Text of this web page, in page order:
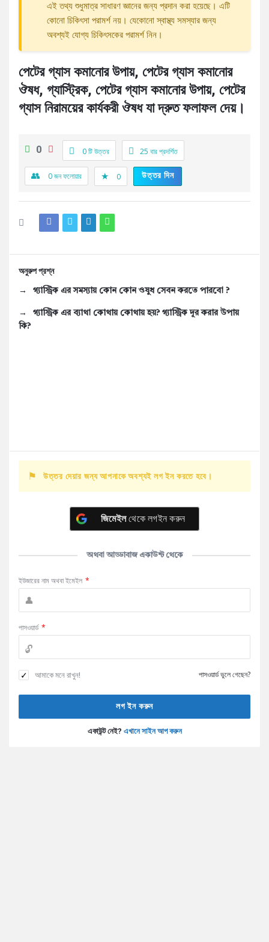
এই তথ্য শুধুমাত্র সাধারণ জ্ঞানের জন্য প্রদান করা হয়েছে। এটি
কোনো চিকিৎসা পরামর্শ নয়। যেকোনো স্বাস্থ্য সমস্যার জন্য
অবশ্যই যোগ্য চিকিৎসকের পরামর্শ নিন।
পেটের গ্যাস কমানোর উপায়, পেটের গ্যাস কমানোর
ঔষধ, গ্যাস্ট্রিক, পেটের গ্যাস কমানোর উপায়, পেটের
গ্যাস নিরাময়ের কার্যকরী ঔষধ যা দ্রুত ফলাফল দেয়।
0 0 টি উত্তর 25 বার প্রদর্শিত
0জন ফলোয়ার 0 উত্তর দিন
অনুরুপ প্রশ্ন
গ্যাস্ট্রিক এর সমস্যায় কোন কোন ওষুধ সেবন করতে পারবো ?
গ্যাস্ট্রিক এর ব্যাথা কোথায় কোথায় হয়? গ্যাস্ট্রিক দূর করার উপায়
কি?
উত্তর দেয়ার জন্য আপনাকে অবশ্যই লগ ইন করতে হবে।
জিমেইলথেকে লগইন করুন
অথবা আড্ডাবাজ একাউন্ট থেকে
ইউজারের নাম অথবা ইমেইল *
পাসওয়ার্ড *
আমাকে মনে রাখুন! পাসওয়ার্ড ভুলে গেছেন?
একাউন্ট নেই? এখানে সাইন আপ করুন